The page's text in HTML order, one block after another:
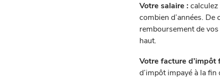
Votre salaire :calculez
combien d’années.
remboursement de
haut.
Votre facture d’impôt
d’impôt impayé à la fin